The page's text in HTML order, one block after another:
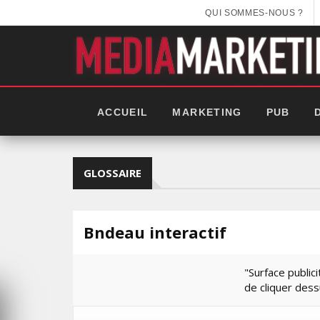
QUI SOMMES-NOUS ?
ACCUEIL MARKETING PUB
GLOSSAIRE
Bndeau interactif
"Surface
de cliquer